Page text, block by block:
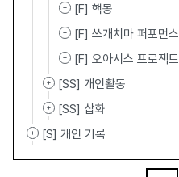
[F] 핵몽
[F] 쓰개치마 퍼포먼스
[F] 오아시스 프로젝트
[SS] 개인활동
[SS] 삽화
[S] 개인 기록